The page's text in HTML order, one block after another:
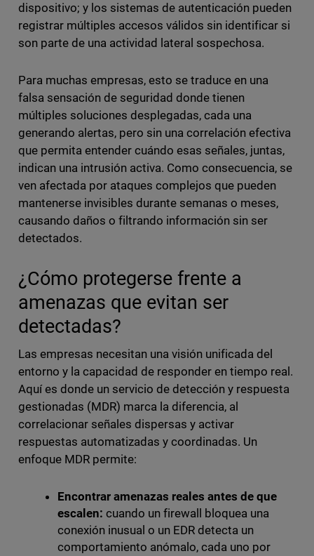
dispositivo; y los sistemas de autenticación pueden
registrar múltiples accesos válidos sin identificar si
son parte de una actividad lateral sospechosa.
Para muchas empresas, esto se traduce en una
falsa sensación de seguridad donde tienen
múltiples soluciones desplegadas, cada una
generando alertas, pero sin una correlación efectiva
que permita entender cuándo esas señales, juntas,
indican una intrusión activa. Como consecuencia, se
ven afectada por ataques complejos que pueden
mantenerse invisibles durante semanas o meses,
causando daños o filtrando información sin ser
detectados.
¿Cómo protegerse frente a
amenazas que evitan ser
detectadas?
Las empresas necesitan una visión unificada del
entorno y la capacidad de responder en tiempo real.
Aquí es donde un servicio de detección y respuesta
gestionadas (MDR) marca la diferencia, al
correlacionar señales dispersas y activar
respuestas automatizadas y coordinadas. Un
enfoque MDR permite:
Encontrar amenazas reales antes de que
escalen: cuando un firewall bloquea una
conexión inusual o un EDR detecta un
comportamiento anómalo, cada uno por